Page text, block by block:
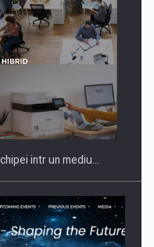
DE AFACERI, ACADEMIC
intr un mediu…